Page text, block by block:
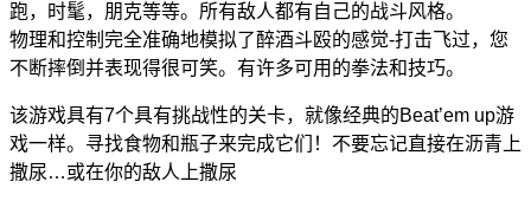
跑，时髦，朋克等等。所有敌人都有自己的战斗风格。
物理和控制完全准确地模拟了醉酒斗殴的感觉-打击飞过，您
不断摔倒并表现得很可笑。有许多可用的拳法和技巧。
该游戏具有7个具有挑战性的关卡，就像经典的Beat’em up游
戏一样。寻找食物和瓶子来完成它们！不要忘记直接在沥青上
撒尿…或在你的敌人上撒尿